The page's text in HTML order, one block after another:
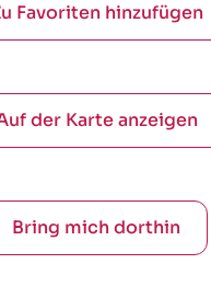
Favoriten hinzufügen
der Karte anzeigen
Bring mich dorthin